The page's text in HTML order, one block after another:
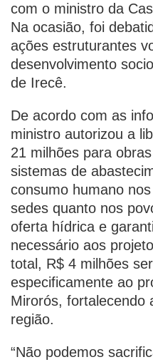
com o ministro da
Na ocasião, foi
ações estruturantes
desenvolvimento
de Irecê.
De acordo com as
ministro autorizou a
21 milhões para
sistemas de
consumo humano
sedes quanto nos
oferta hídrica e
necessário aos
total, R$ 4 milhões
especificamente ao
Mirorós, fortalecendo
região.
“Não podemos